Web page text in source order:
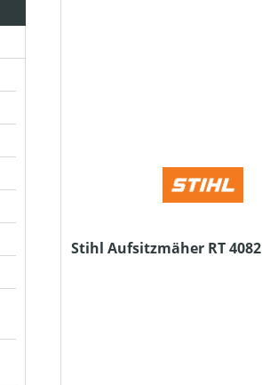
Stihl Aufsitzmäher RT 4082